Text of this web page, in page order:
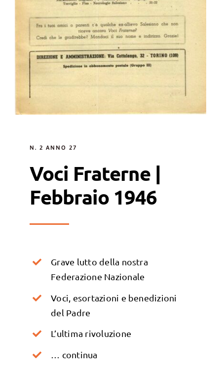
N. 2 ANNO 27
Voci Fraterne |
Febbraio 1946
Grave lutto della nostra
Federazione Nazionale
Voci, esortazioni e benedizioni
del Padre
L’ultima rivoluzione
… continua